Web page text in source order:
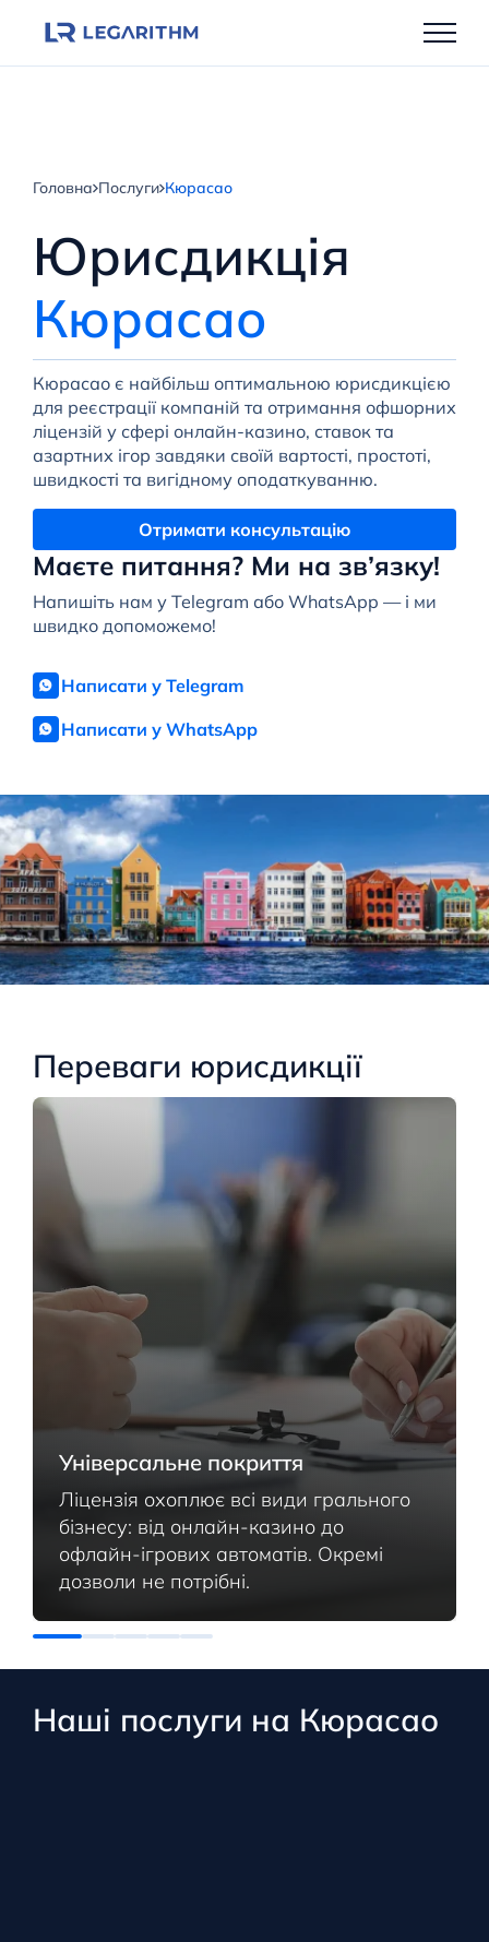
Головна Послуги Кюрасао
Юрисдикція
Кюрасао
Маєте питання? Ми на зв’язку!
Напишіть нам у Telegram або WhatsApp — і ми
швидко допоможемо!
Написати у Telegram
Написати у WhatsApp
Кюрасао є найбільш оптимальною юрисдикцією
для реєстрації компаній та отримання офшорних
ліцензій у сфері онлайн-казино, ставок та
азартних ігор завдяки своїй вартості, простоті,
швидкості та вигідному оподаткуванню.
Отримати консультацію
Переваги юрисдикції
Універсальне покриття
Ліцензія охоплює всі види грального
бізнесу: від онлайн-казино до
офлайн-ігрових автоматів. Окремі
дозволи не потрібні.
Наші послуги на Кюрасао